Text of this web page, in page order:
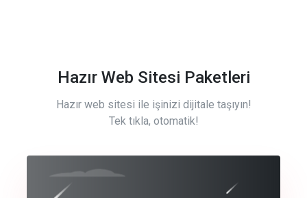
Hazır Web Sitesi Paketleri
Hazır web sitesi ile işinizi dijitale taşıyın!
Tek tıkla, otomatik!